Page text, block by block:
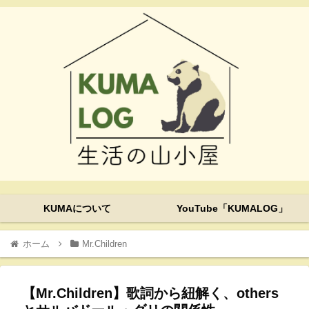
KUMAについて YouTube「KUMALOG」
ホーム Mr.Children
【Mr.Children】歌詞から紐解く、others